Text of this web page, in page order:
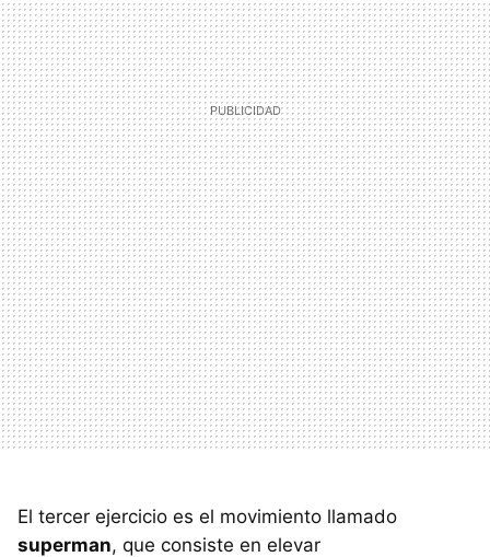
El tercer ejercicio es el movimiento llamado
superman, que consiste en elevar